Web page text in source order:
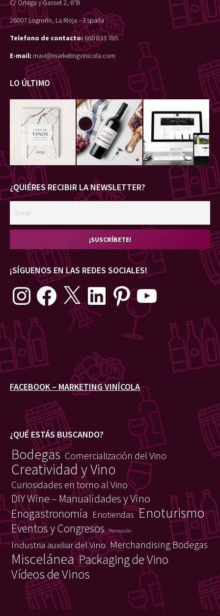
C/ Ortega y Gasset 2, 6ºB
26007 Logroño, La Rioja – España
Telefono de contacto:660 833 785
E-mail: mavi@marketingvinicola.com
LO ÚLTIMO
¿QUIÉRES RECIBIR LA NEWSLETTER?
¡SÍGUENOS EN LAS REDES SOCIALES!
Instagram Facebook LinkedIn PinterestYouTube
FACEBOOK – MARKETING VINÍCOLA
¿QUÉ ESTÁS BUSCANDO?
Bodegas Comercialización del Vino
Creatividad y Vino
Curiosidades en torno al Vino
DIY Wine – Manualidades y Vino
Enogastronomía Enotiendas Enoturismo
Eventos y Congresos Formación
Industria auxiliar del Vino Merchandising Bodegas
Miscelánea Packaging de Vino
Vídeos de Vinos